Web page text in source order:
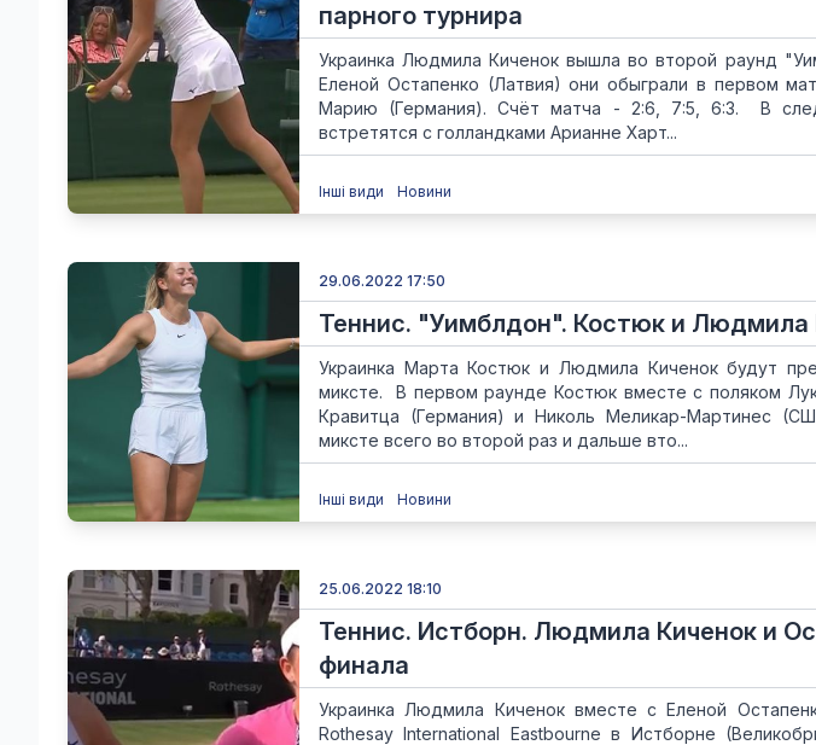
парного турнира
Украинка Людмила Киченок вышла во второй раунд
Еленой Остапенко (Латвия) они обыграли в первом
Марию (Германия). Счёт матча - 2:6, 7:5, 6:3. В
встретятся с голландками Арианне Харт...
Інші види Новини
29.06.2022 17:50
Теннис. "Уимблдон". Костюк и Людмила
Украинка Марта Костюк и Людмила Киченок будут
миксте. В первом раунде Костюк вместе с поляком
Кравитца (Германия) и Николь Меликар-Мартинес
миксте всего во второй раз и дальше вто...
Інші види Новини
25.06.2022 18:10
Теннис. Истборн. Людмила Киченок и
финала
Украинка Людмила Киченок вместе с Еленой
Rothesay International Eastbourne в Истборне